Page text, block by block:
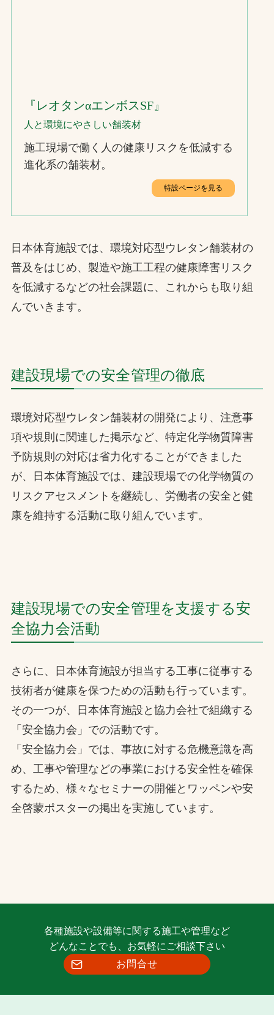
『レオタンαエンボスSF』
人と環境にやさしい舗装材
施工現場で働く人の健康リスクを低減する
進化系の舗装材。
特設ページを見る
日本体育施設では、環境対応型ウレタン舗装材の
普及をはじめ、製造や施工工程の健康障害リスク
を低減するなどの社会課題に、これからも取り組
んでいきます。
建設現場での安全管理の徹底
環境対応型ウレタン舗装材の開発により、注意事
項や規則に関連した掲示など、特定化学物質障害
予防規則の対応は省力化することができました
が、日本体育施設では、建設現場での化学物質の
リスクアセスメントを継続し、労働者の安全と健
康を維持する活動に取り組んでいます。
建設現場での安全管理を支援する安
全協力会活動
さらに、日本体育施設が担当する工事に従事する
技術者が健康を保つための活動も行っています。
その一つが、日本体育施設と協力会社で組織する
「安全協力会」での活動です。
「安全協力会」では、事故に対する危機意識を高
め、工事や管理などの事業における安全性を確保
するため、様々なセミナーの開催とワッペンや安
全啓蒙ポスターの掲出を実施しています。
各種施設や設備等に関する施工や管理など
どんなことでも、お気軽にご相談下さい
お問合せ